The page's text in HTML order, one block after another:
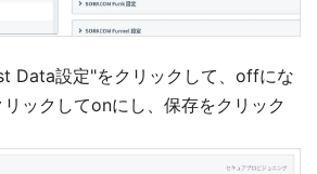
Data設定"をクリックして、offにな
ックしてonにし、保存をクリック